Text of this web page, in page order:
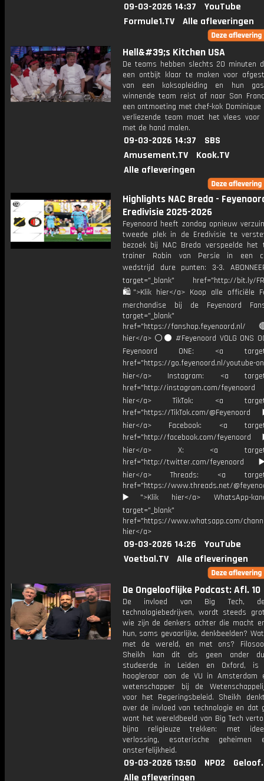
09-03-2026 14:37
YouTube
Formule1.TV
Alle afleveringen
Hell&#39;s Kitchen USA
De teams hebben slechts 20 minuten
een ontbijt klaar te maken voor
van een koksopleiding en hun
winnende team reist af naar San
een ontmoeting met chef-kok Dominique
verliezende team moet het vlees voor
met de hand malen.
09-03-2026 14:37
SBS
Amusement.TV
Kook.TV
Alle afleveringen
Highlights NAC Breda -
Eredivisie 2025-2026
Feyenoord heeft zondag opnieuw
tweede plek in de Eredivisie te
bezoek bij NAC Breda verspeelde het
trainer Robin van Persie in een
wedstrijd dure punten: 3-3.
target="_blank" href="http://bit.ly/
🛍">Klik hier</a> Koop alle officiële
merchandise bij de Feyenoord
target="_blank"
href="https://
hier</a> ⚪️⚫ #Feyenoord VOLG ONS
Feyenoord ONE: <a
href="https://go.feyenoord.nl/youtube-
hier</a> Instagram: <a
href="http://instagram.com/
hier</a> TikTok: <a
href="https://TikTok.com/
hier</a> Facebook: <a
href="http://facebook.com/
hier</a> X: <a
href="http://twitter.com/
hier</a> Threads: <a
href="https://www.threads.net/
▶️">Klik hier</a> WhatsApp-
target="_blank"
href="https://www.whatsapp.com/
hier</a>
09-03-2026 14:26
YouTube
Voetbal.TV
Alle afleveringen
De Ongelooflijke Podcast: Afl. 10
De invloed van Big Tech,
technologiebedrijven, wordt steeds
wie zijn de denkers achter die macht
hun, soms gevaarlijke, denkbeelden?
met de wereld, en met ons?
Sheikh kan dit als geen ander
studeerde in Leiden en Oxford, is
hoogleraar aan de VU in Amsterdam
wetenschapper bij de
voor het Regeringsbeleid. Sheikh
over de invloed van technologie en dat
want het wereldbeeld van Big Tech
bijna religieuze trekken: met
verlossing, esoterische geheimen
onsterfelijkheid.
09-03-2026 13:50 NPO2
Alle afleveringen